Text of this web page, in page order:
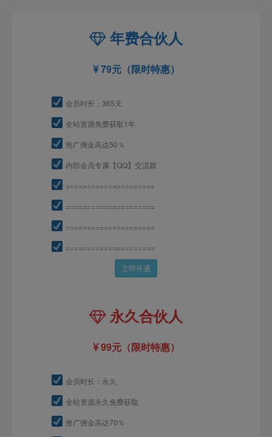
年费合伙人
79元（限时特惠）
会员时长：365天
全站资源免费获取1年
推广佣金高达50％
内部会员专属【QQ】交流群
=====================
=====================
=====================
=====================
立即开通
永久合伙人
99元（限时特惠）
会员时长：永久
全站资源永久免费获取
推广佣金高达70％